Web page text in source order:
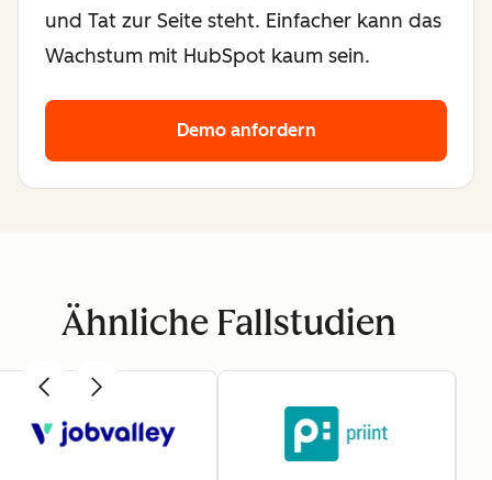
und Tat zur Seite steht. Einfacher kann das
Wachstum mit HubSpot kaum sein.
Demo anfordern
Ähnliche Fallstudien